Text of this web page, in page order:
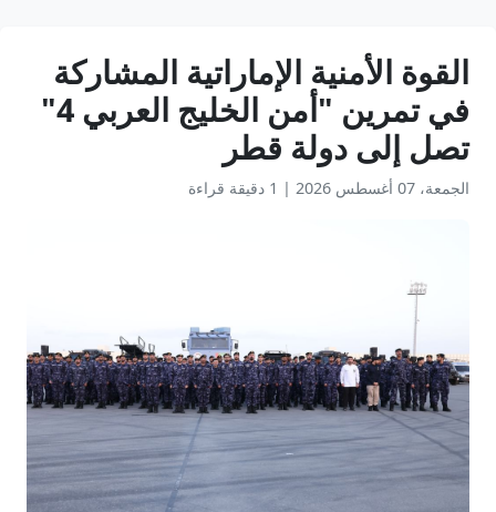
القوة الأمنية الإماراتية المشاركة
في تمرين "أمن الخليج العربي 4"
تصل إلى دولة قطر
الجمعة، 07 أغسطس 2026 | 1 دقيقة قراءة